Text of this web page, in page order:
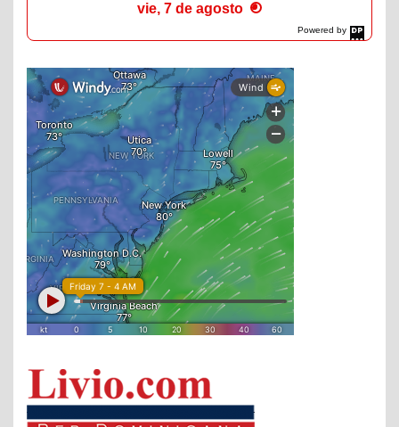
Powered by
DaysPedia.com
vie, 7 de agosto